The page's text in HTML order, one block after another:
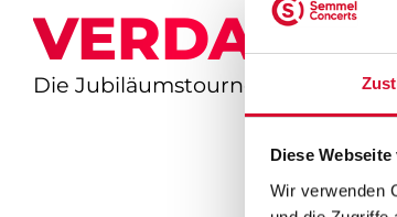
Diese
Wir verwenden
Die Jubiläumstournee 2026